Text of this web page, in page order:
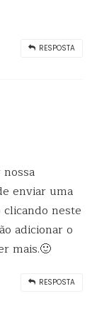
RESPOSTA
enviar uma
neste
adicionar o
mais.🙂
RESPOSTA